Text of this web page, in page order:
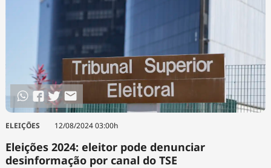
ELEIÇÕES 12/08/2024 03:00h
Eleições 2024: eleitor pode denunciar
desinformação por canal do TSE